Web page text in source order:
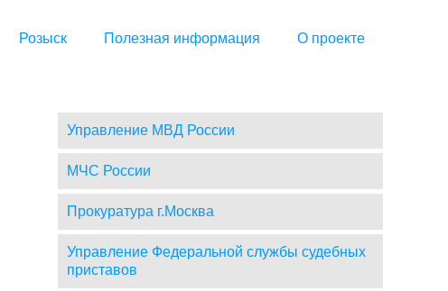
Розыск Полезная информация О проекте
Управление МВД России
МЧС России
Прокуратура г.Москва
Управление Федеральной службы судебных
приставов